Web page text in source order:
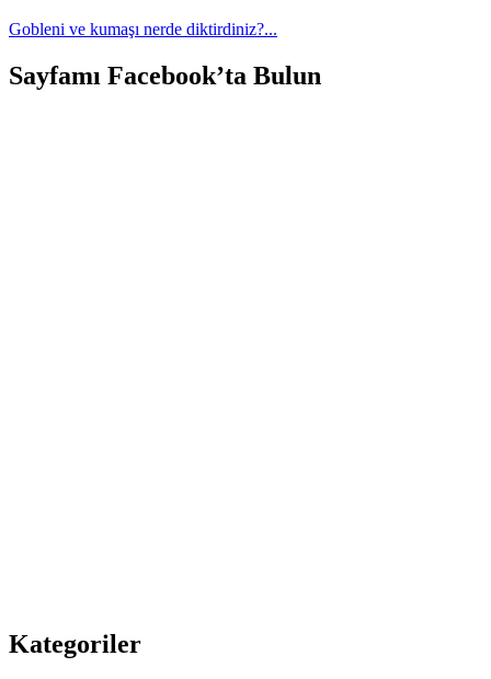
Gobleni ve kumaşı nerde diktirdiniz?...
Sayfamı Facebook’ta Bulun
Kategoriler